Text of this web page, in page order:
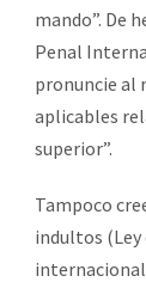
mando”. De
Penal
pronuncie al
aplicables
superior”.
Tampoco
indultos (Ley
internacional